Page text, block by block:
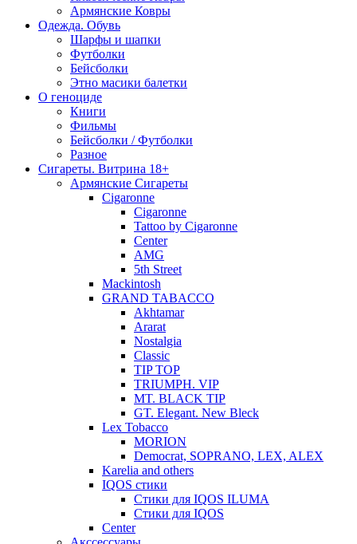
Армянские Ковры
Одежда. Обувь
Шарфы и шапки
Футболки
Бейсболки
Этно масики балетки
О геноциде
Книги
Фильмы
Бейсболки / Футболки
Разное
Сигареты. Витрина 18+
Армянские Сигареты
Cigaronne
Cigaronne
Tattoo by Cigaronne
Center
AMG
5th Street
Mackintosh
GRAND TABACCO
Akhtamar
Ararat
Nostalgia
Classic
TIP TOP
TRIUMPH. VIP
MT. BLACK TIP
GT. Elegant. New Bleck
Lex Tobacco
MORION
Democrat, SOPRANO, LEX, ALEX
Karelia and others
IQOS стики
Стики для IQOS ILUMA
Стики для IQOS
Сenter